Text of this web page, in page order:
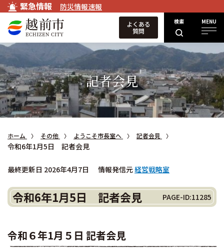
緊急情報 防災情報速報
検索 MENU
よくある
質問
記者会見
ホーム その他 ようこそ市長室へ 記者会見
令和6年1月5日 記者会見
最終更新日 2026年4月7日 情報発信元経営戦略室
令和6年1月5日 記者会見 PAGE-ID:11285
令和６年1月５日 記者会見